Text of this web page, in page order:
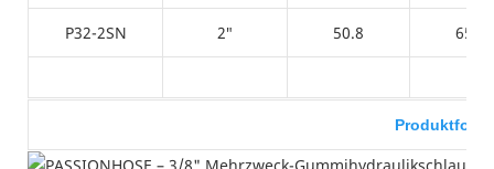
P32-2SN 2″ 50.8 65.4
Produktfoto